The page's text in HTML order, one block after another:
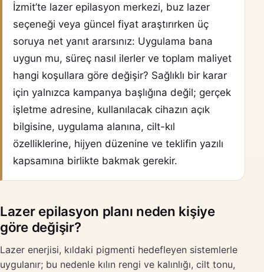
İzmit’te lazer epilasyon merkezi, buz lazer
seçeneği veya güncel fiyat araştırırken üç
soruya net yanıt ararsınız: Uygulama bana
uygun mu, süreç nasıl ilerler ve toplam maliyet
hangi koşullara göre değişir? Sağlıklı bir karar
için yalnızca kampanya başlığına değil; gerçek
işletme adresine, kullanılacak cihazın açık
bilgisine, uygulama alanına, cilt-kıl
özelliklerine, hijyen düzenine ve teklifin yazılı
kapsamına birlikte bakmak gerekir.
Lazer epilasyon planı neden kişiye
göre değişir?
Lazer enerjisi, kıldaki pigmenti hedefleyen sistemlerle
uygulanır; bu nedenle kılın rengi ve kalınlığı, cilt tonu,